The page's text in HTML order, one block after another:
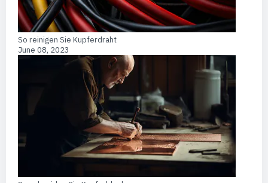
So reinigen Sie Kupferdraht
June 08, 2023